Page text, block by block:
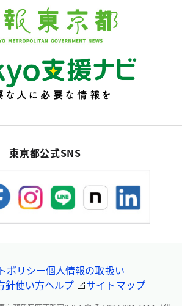
東京都公式SNS
ポリシー個人情報の取扱い
針使い方ヘルプ サイトマップ